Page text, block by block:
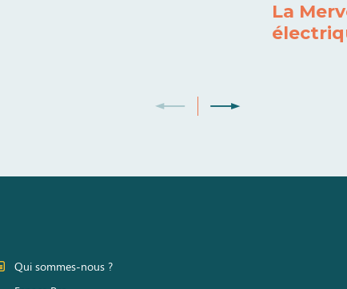
La
Qui sommes-nous ?